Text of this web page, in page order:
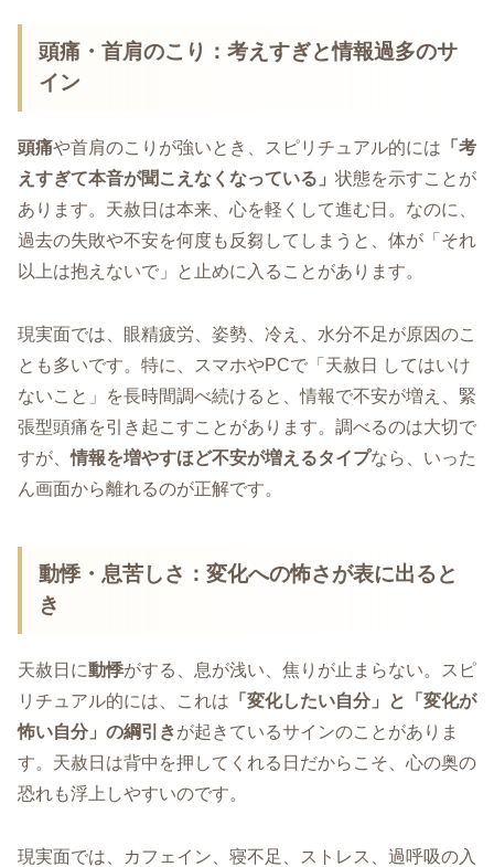
頭痛・首肩のこり：考えすぎと情報過多のサ
イン
頭痛や首肩のこりが強いとき、スピリチュアル的には 「考
えすぎて本音が聞こえなくなっている」 状態を示すことが
あります。天赦日は本来、心を軽くして進む日。なのに、
過去の失敗や不安を何度も反芻してしまうと、体が「それ
以上は抱えないで」と止めに入ることがあります。
現実面では、眼精疲労、姿勢、冷え、水分不足が原因のこ
とも多いです。特に、スマホやPCで「天赦日 してはいけ
ないこと」を長時間調べ続けると、情報で不安が増え、緊
張型頭痛を引き起こすことがあります。調べるのは大切で
すが、情報を増やすほど不安が増えるタイプなら、いった
ん画面から離れるのが正解です。
動悸・息苦しさ：変化への怖さが表に出ると
き
天赦日に動悸がする、息が浅い、焦りが止まらない。スピ
リチュアル的には、これは 「変化したい自分」と「変化が
怖い自分」の綱引きが起きているサインのことがありま
す。天赦日は背中を押してくれる日だからこそ、心の奥の
恐れも浮上しやすいのです。
現実面では、カフェイン、寝不足、ストレス、過呼吸の入